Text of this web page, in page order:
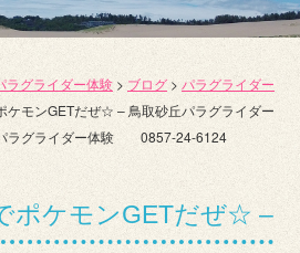
ラグライダー体験 > ブログ > パラグライダー
ケモンGETだぜ☆ – 鳥取砂丘パラグライダー
ラグライダー体験 0857-24-6124
ポケモンGETだぜ☆ –